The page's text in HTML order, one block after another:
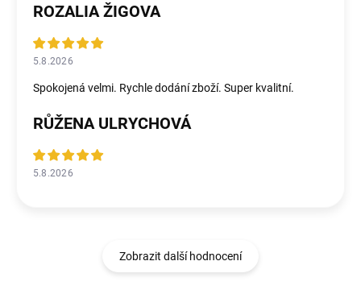
ROZALIA ŽIGOVA
5.8.2026
Spokojená velmi. Rychle dodání zboží. Super kvalitní.
RŮŽENA ULRYCHOVÁ
5.8.2026
Zobrazit další hodnocení